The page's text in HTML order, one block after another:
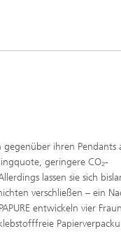
ihren Pendants
geringere CO₂-
lassen sie sich
verschließen – ein
entwickeln vier